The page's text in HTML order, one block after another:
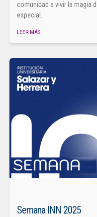
comunidad a vivir la magia
especial.
LEER MÁS
Semana INN 2025